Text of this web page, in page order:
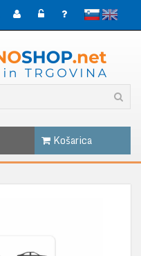
slovenskoEnglish
Košarica